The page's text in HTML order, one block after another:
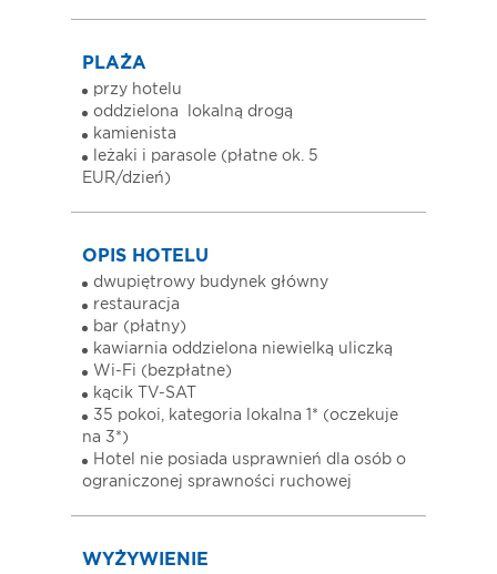
PLAŻA
przy hotelu
oddzielona lokalną drogą
kamienista
leżaki i parasole (płatne ok. 5
EUR/dzień)
OPIS HOTELU
dwupiętrowy budynek główny
restauracja
bar (płatny)
kawiarnia oddzielona niewielką uliczką
Wi-Fi (bezpłatne)
kącik TV-SAT
35 pokoi, kategoria lokalna 1* (oczekuje
na 3*)
Hotel nie posiada usprawnień dla osób o
ograniczonej sprawności ruchowej
WYŻYWIENIE